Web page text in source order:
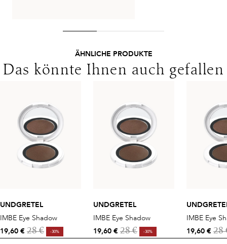
ÄHNLICHE PRODUKTE
Das könnte Ihnen auch gefallen
UNDGRETEL
IMBE Eye Shadow
19,60 € 28 € -30%
UNDGRETEL
IMBE Eye Shadow
19,60 € 28 € -30%
IMBE Eye
19,60 € 28